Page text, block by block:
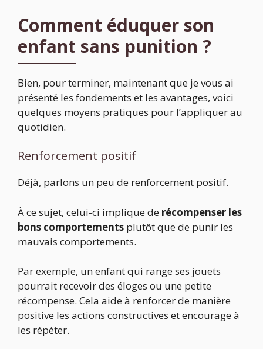
Comment éduquer son
enfant sans punition ?
Bien, pour terminer, maintenant que je vous ai
présenté les fondements et les avantages, voici
quelques moyens pratiques pour l’appliquer au
quotidien.
Renforcement positif
Déjà, parlons un peu de renforcement positif.
À ce sujet, celui-ci implique de récompenser les
bons comportements plutôt que de punir les
mauvais comportements.
Par exemple, un enfant qui range ses jouets
pourrait recevoir des éloges ou une petite
récompense. Cela aide à renforcer de manière
positive les actions constructives et encourage à
les répéter.